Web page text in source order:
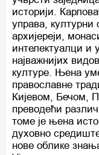
историји.
управа, културни
архијереји,
интелектуалци и
најважнијих
културе. Њена
православне
Кијевом, Бечом,
преводећи
томе је њена
духовно
нове облике